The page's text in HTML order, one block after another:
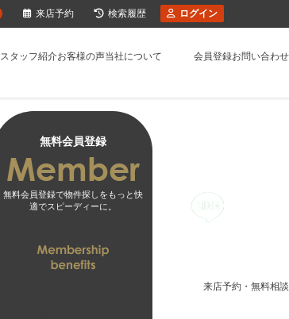
スタッフ紹介お客様の声当社について 会員登録お問い合わせ
来店予約・無料相談
無料会員登録
無料会員登録で物件探しをもっと快
適でスピーディーに。
来店予約 検索履歴 ログイン